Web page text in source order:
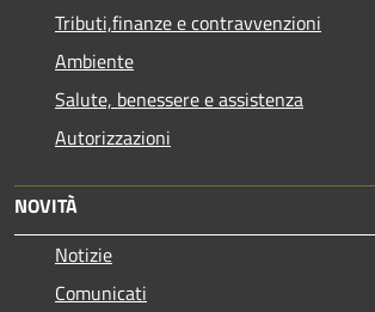
Tributi,finanze e contravvenzioni
Ambiente
Salute, benessere e assistenza
Autorizzazioni
NOVITÀ
Notizie
Comunicati